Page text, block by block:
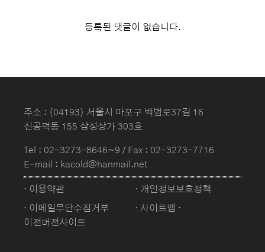
등록된 댓글이 없습니다.
주소 : (04193) 서울시 마포구 백범로37길 16
신공덕동 155 삼성상가 303호
Tel : 02-3273-8646~9 / Fax : 02-3273-7716
E-mail : kacold@hanmail.net
· 이용약관
· 개인정보보호정책
· 이메일무단수집거부
· 사이트맵 ·
이전버전사이트